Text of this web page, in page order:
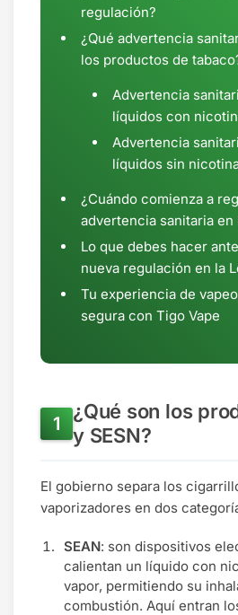
regulación?
¿Qué advertencia
los productos de
Advertencia
líquidos con
Advertencia
líquidos sin
¿Cuándo comienza a
advertencia sanitaria en
Lo que debes hacer
nueva regulación en la
Tu experiencia de
segura con Tigo Vape
¿Qué son los
y SESN?
El gobierno separa los
vaporizadores en dos
SEAN: son dispositivos
calientan un líquido con
vapor, permitiendo su
combustión. Aquí entran